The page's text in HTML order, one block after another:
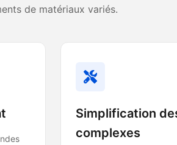
de matériaux variés.
Simplification
complexes